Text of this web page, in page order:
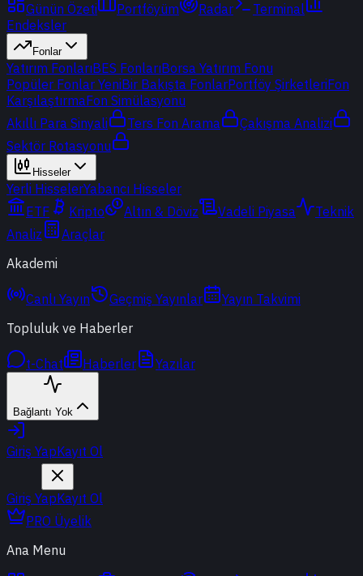
Günün Özeti Portföyüm Radar
Terminal
Endeksler
Fonlar
Yatırım FonlarıBES FonlarıBorsa Yatırım Fonu
Popüler Fonlar YeniBir Bakışta FonlarPortföy ŞirketleriFon
KarşılaştırmaFon Simülasyonu
Akıllı Para Sinyali
Ters Fon Arama
Çakışma Analizi
Sektör Rotasyonu
Hisseler
Yerli HisselerYabancı Hisseler
ETF
Kripto Altın & Döviz Vadeli Piyasa
Teknik
Analiz
Araçlar
Akademi
Canlı Yayın Geçmiş Yayınlar
Yayın Takvimi
Topluluk ve Haberler
t-Chat Haberler Yazılar
Bağlantı Yok
Giriş YapKayıt Ol
Giriş YapKayıt Ol
PRO Üyelik
Ana Menu